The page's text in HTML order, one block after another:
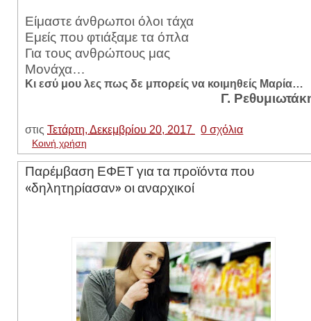
Είμαστε άνθρωποι όλοι τάχα
Εμείς που φτιάξαμε τα όπλα
Για τους ανθρώπους μας
Μονάχα…
Κι εσύ μου λες πως δε μπορείς να κοιμηθείς Μαρία…
Γ.
στις Τετάρτη, Δεκεμβρίου 20, 2017 0 σχόλια
Κοινή χρήση
Παρέμβαση ΕΦΕΤ για τα προϊόντα που
«δηλητηρίασαν» οι αναρχικοί